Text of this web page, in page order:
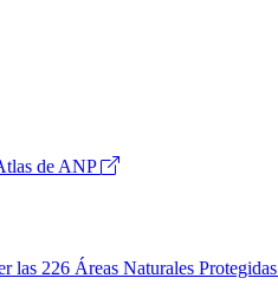
de ANP
las 226 Áreas Naturales Protegidas